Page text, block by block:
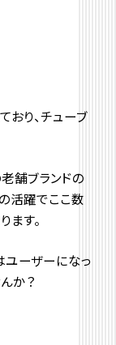
り、チューブ
舗ブランドの
活躍でここ数
ます。
ユーザーになっ
か？